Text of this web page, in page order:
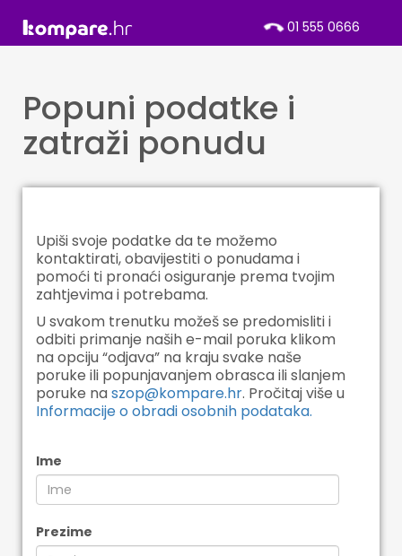
01 555 0666
Popuni podatke i
zatraži ponudu
Upiši svoje podatke da te možemo
kontaktirati, obavijestiti o ponudama i
pomoći ti pronaći osiguranje prema tvojim
zahtjevima i potrebama.
U svakom trenutku možeš se predomisliti i
odbiti primanje naših e-mail poruka klikom
na opciju “odjava” na kraju svake naše
poruke ili popunjavanjem obrasca ili slanjem
poruke naszop@kompare.hr. Pročitaj više u
Informacije o obradi osobnih podataka.
Ime
Prezime